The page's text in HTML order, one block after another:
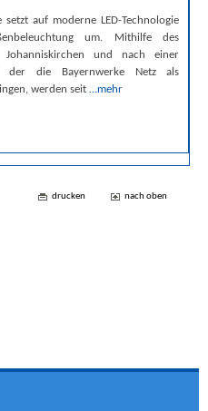
auf moderne LED-Technologie
um. Mithilfe des
Johanniskirchen und nach einer
der die Bayernwerke Netz als
werden seit …mehr
drucken nach oben